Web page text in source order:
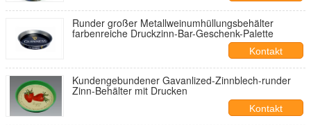
Runder großer Metallweinumhüllungsbehälter
farbenreiche Druckzinn-Bar-Geschenk-Palette
Kontakt
Kundengebundener Gavanlized-Zinnblech-runder
Zinn-Behälter mit Drucken
Kontakt